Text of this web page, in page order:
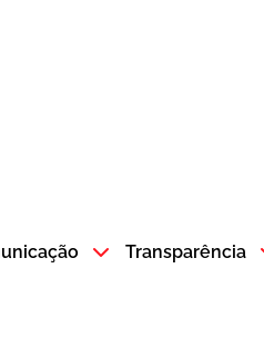
direciona para a página inicial
Transparência